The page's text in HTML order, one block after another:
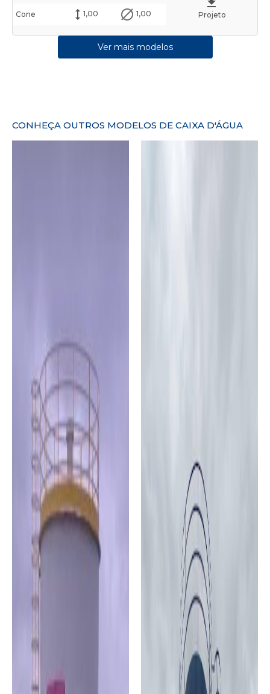
Projeto
Cone 1,00 1,00
Ver mais modelos
CONHEÇA OUTROS MODELOS DE CAIXA D'ÁGUA